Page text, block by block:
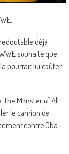
déjà
souhaite que
pourrait lui coûter
The Monster of All
le camion de
contre Oba